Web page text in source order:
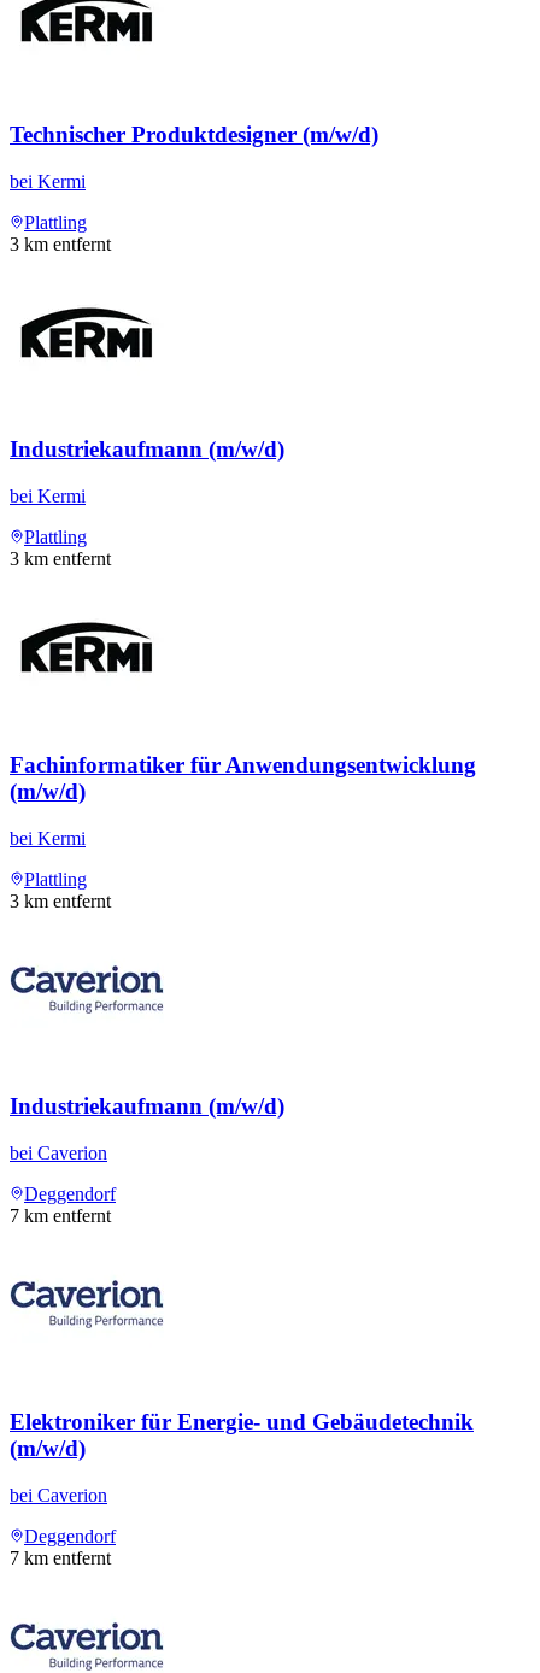
Technischer Produktdesigner (m/w/d)
bei Kermi
Plattling
3 km entfernt
Industriekaufmann (m/w/d)
bei Kermi
Plattling
3 km entfernt
Fachinformatiker für Anwendungsentwicklung
(m/w/d)
bei Kermi
Plattling
3 km entfernt
Industriekaufmann (m/w/d)
bei Caverion
Deggendorf
7 km entfernt
Elektroniker für Energie- und Gebäudetechnik
(m/w/d)
bei Caverion
Deggendorf
7 km entfernt